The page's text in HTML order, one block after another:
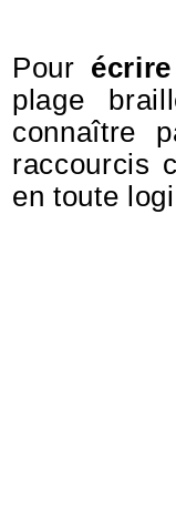
Pour
plage
connaître
raccourcis
en toute